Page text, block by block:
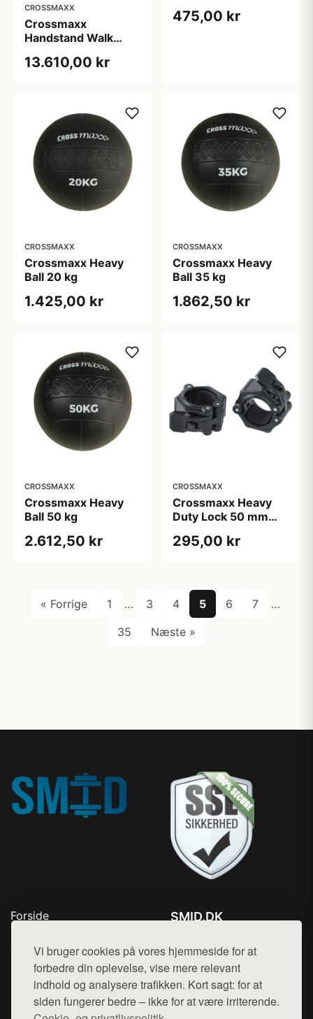
Vi bruger cookies på vores hjemmeside for at
forbedre din oplevelse, vise mere relevant
indhold og analysere trafikken. Kort sagt: for at
siden fungerer bedre – ikke for at være irriterende.
CROSSMAXX
Crossmaxx
Handstand Walk
13.610,00 kr
475,00 kr
CROSSMAXX
Crossmaxx Heavy
Ball 20 kg
1.425,00 kr
CROSSMAXX
Crossmaxx Heavy
Ball 35 kg
1.862,50 kr
CROSSMAXX
Crossmaxx Heavy
Ball 50 kg
2.612,50 kr
CROSSMAXX
Crossmaxx Heavy
Duty Lock 50 mm
295,00 kr
« Forrige 1 … 3 4 5 6 7
…
35
Næste »
Forside
Top Rabatter
Kontakt
SMID.DK
Mail: hej@want.dk
Cookie- og privatlivspolitik